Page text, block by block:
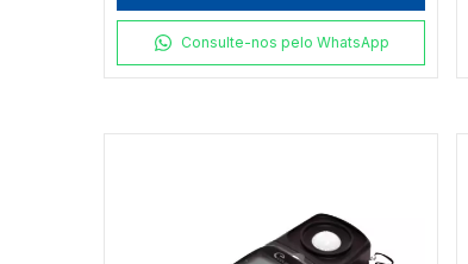
Consulte-nos pelo WhatsApp